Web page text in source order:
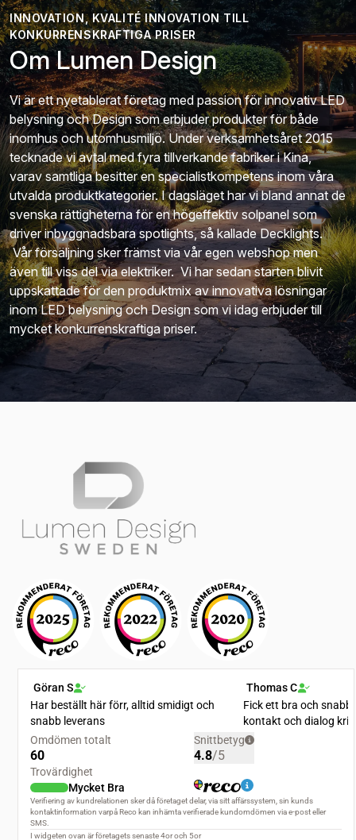
INNOVATION, KVALITÉ INNOVATION TILL
KONKURRENSKRAFTIGA PRISER
Om Lumen Design
Vi är ett nyetablerat företag med passion för innovativ LED
belysning och Design som erbjuder produkter för både
inomhus och utomhusmiljö. Under verksamhetsåret 2015
tecknade vi avtal med fyra tillverkande fabriker i Kina,
varav samtliga besitter en specialistkompetens inom våra
utvalda produktkategorier. I dagsläget har vi bland annat de
svenska rättigheterna för en högeffektiv solpanel som
driver inbyggnadsbara spotlights, så kallade Decklights.
Vår försäljning sker främst via vår egen webshop men
även till viss del via elektriker. Vi har sedan starten blivit
uppskattade för den produktmix av innovativa lösningar
inom LED belysning och Design som vi idag erbjuder till
mycket konkurrenskraftiga priser.